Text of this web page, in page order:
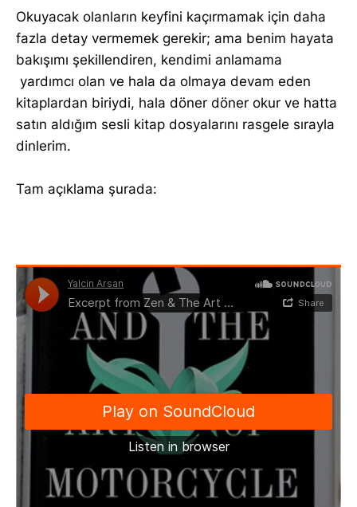
Okuyacak olanların keyfini kaçırmamak için daha
fazla detay vermemek gerekir; ama benim hayata
bakışımı şekillendiren, kendimi anlamama
yardımcı olan ve hala da olmaya devam eden
kitaplardan biriydi, hala döner döner okur ve hatta
satın aldığım sesli kitap dosyalarını rasgele sırayla
dinlerim.
Tam açıklama şurada: